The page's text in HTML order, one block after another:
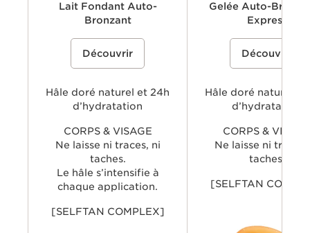
Lait Fondant Auto-
Bronzant
Lait fondant auto-bronzant pour
obtenir un hâle progressif et subtil. Sa
orangée.
%{Product=80122703 price}%
Découvrir
Hâle doré naturel et 24h
d’hydratation
CORPS & VISAGE
Ne laisse ni traces, ni
taches.
Le hâle s’intensifie à
chaque application.
[SELFTAN COMPLEX]
Gelée Auto-
Express
Gel autobronzant qui imite
du soleil pour offrir à tous
longue-tenue, sans traces ni
%{Product=80121531
Découvrir
Hâle doré naturel et
d’hydratation
CORPS &
Ne laisse ni traces,
taches.
[SELFTAN